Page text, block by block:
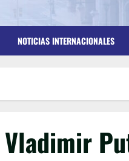
NOTICIAS INTERNACIONALES
Vladimir